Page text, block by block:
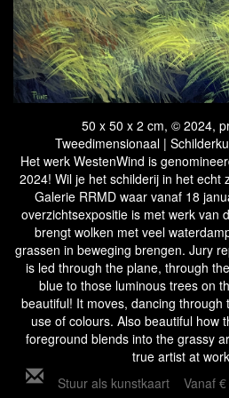
50 x 50 x 2 cm, © 2024,
Tweedimensionaal |
Het werk WestenWind is
2024! Wil je het schilderij in het echt
Galerie RRMD waar vanaf 18
overzichtsexpositie is met werk van
brengt wolken met veel
grassen in beweging brengen. Jury
is led through the plane, through
blue to those luminous trees on
beautiful! It moves, dancing through
use of colours. Also beautiful how
foreground blends into the grassy
true artist at
Stuur als kunstkaart Vanaf